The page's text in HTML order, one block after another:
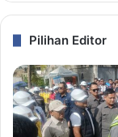
Pilihan Editor